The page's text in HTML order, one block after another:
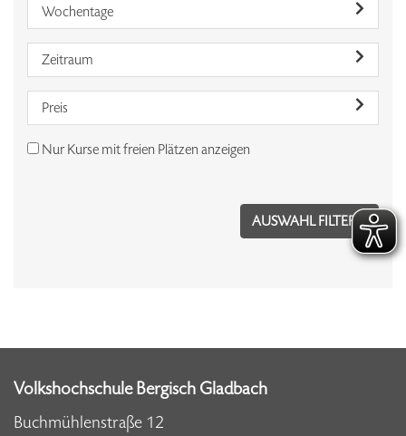
Wochentage
Zeitraum
Preis
Nur Kurse mit freien Plätzen anzeigen
Volkshochschule Bergisch Gladbach
Buchmühlenstraße 12